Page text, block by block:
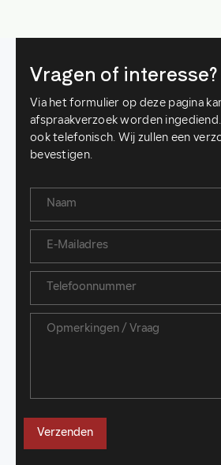
Vragen of interesse?
Via het formulier op deze pagina
afspraakverzoek worden
ook telefonisch. Wij zullen een
bevestigen.
Verzenden